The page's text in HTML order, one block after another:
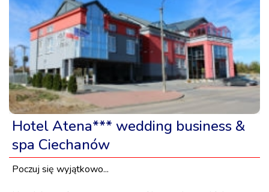
Hotel Atena*** wedding business &
spa Ciechanów
Poczuj się wyjątkowo...